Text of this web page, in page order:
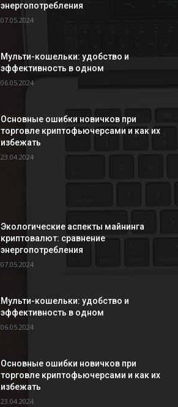
энергопотребления
07.05.2024
Мульти-кошельки: удобство и
эффективность в одном
06.05.2024
Основные ошибки новичков при
торговле криптофьючерсами и как их
избежать
23.04.2024
Экологические аспекты майнинга
криптовалют: сравнение
энергопотребления
07.05.2024
Мульти-кошельки: удобство и
эффективность в одном
06.05.2024
Основные ошибки новичков при
торговле криптофьючерсами и как их
избежать
23.04.2024